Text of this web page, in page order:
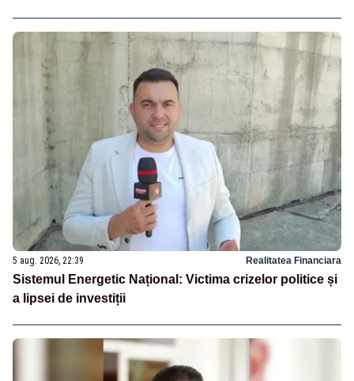
5 aug. 2026, 22:39 Realitatea Financiara
Sistemul Energetic Național: Victima crizelor politice și
a lipsei de investiții